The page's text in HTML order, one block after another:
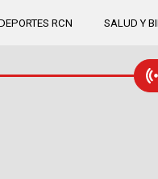
RCN SALUD Y